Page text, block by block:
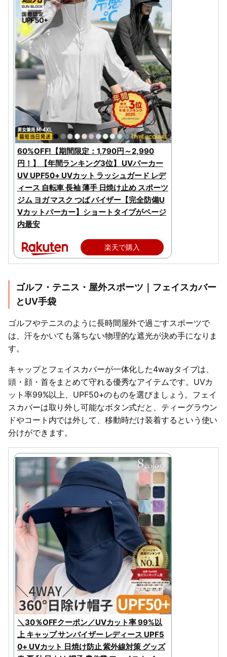
60%OFF!【期間限定：1,790円～2,990
円！】【年間ランキング3位】 UVパーカー
UV UPF50+ UVカット ラッシュガード レデ
ィース 自転車 長袖 薄手 日焼け止め スポーツ
ジム ヨガ マスク つば バイザー【完全防備U
Vカットパーカー】ショートタイプがページ
内最安
楽天で購入
ゴルフ・テニス・屋外スポーツ｜フェイスカバー
とUV手袋
ゴルフやテニスのように長時間屋外で過ごすスポーツで
は、汗をかいても落ちない物理的な遮光が決め手になりま
す。
キャップとフェイスカバーが一体化した4wayタイプは、
頭・顔・首をまとめて守れる優秀なアイテムです。UVカ
ット率99%以上、UPF50+のものを選びましょう。フェイ
スカバーは取り外し可能なボタン式だと、ティーグラウン
ドやコート内では外して、移動時だけ装着するという使い
分けができます。
＼30％OFFクーポン／UVカット率 99%以
上 キャップ サンバイザー レディース UPF5
0+ UVカット 日焼け防止 紫外線対策 グッズ